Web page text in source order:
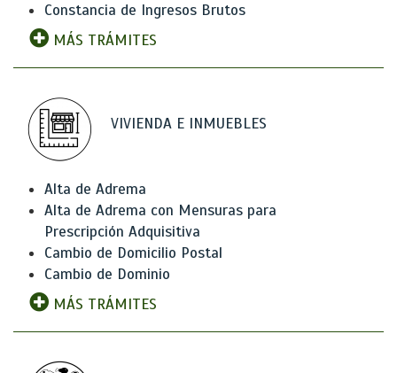
Constancia de Ingresos Brutos
MÁS TRÁMITES
VIVIENDA E INMUEBLES
Alta de Adrema
Alta de Adrema con Mensuras para
Prescripción Adquisitiva
Cambio de Domicilio Postal
Cambio de Dominio
MÁS TRÁMITES